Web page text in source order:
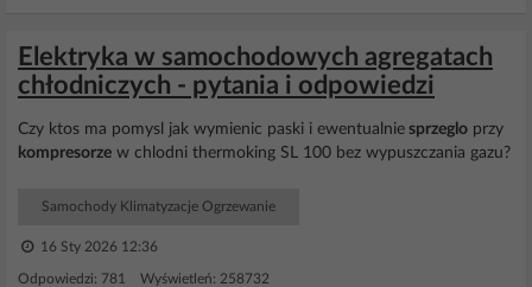
Elektryka w samochodowych agregatach
chłodniczych - pytania i odpowiedzi
Czy ktos ma pomysl jak wymienic paski i ewentualnie sprzeglo przy
kompresorze w chlodni thermoking SL 100 bez wypuszczania gazu?
Samochody Klimatyzacje Ogrzewanie
16 Sty 2026 12:36
Odpowiedzi: 781 Wyświetleń: 258732